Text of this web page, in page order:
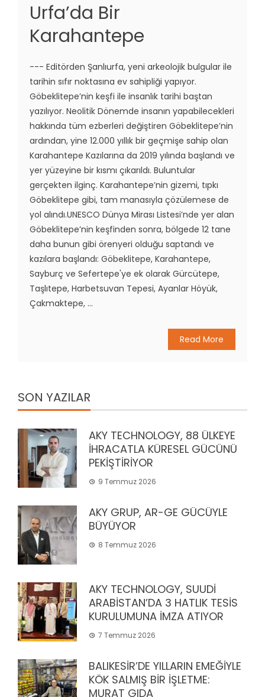
Urfa’da Bir
Karahantepe
--- Editörden Şanlıurfa, yeni arkeolojik bulgular ile
tarihin sıfır noktasına ev sahipliği yapıyor.
Göbeklitepe’nin keşfi ile insanlık tarihi baştan
yazılıyor. Neolitik Dönemde insanın yapabilecekleri
hakkında tüm ezberleri değiştiren Göbeklitepe’nin
ardından, yine 12.000 yıllık bir geçmişe sahip olan
Karahantepe Kazılarına da 2019 yılında başlandı ve
yer yüzeyine bir kısmı çıkarıldı. Buluntular
gerçekten ilginç. Karahantepe’nin gizemi, tıpkı
Göbeklitepe gibi, tam manasıyla çözülemese de
yol alındı.UNESCO Dünya Mirası Listesi’nde yer alan
Göbeklitepe’nin keşfinden sonra, bölgede 12 tane
daha bunun gibi örenyeri olduğu saptandı ve
kazılara başlandı: Göbeklitepe, Karahantepe,
Sayburç ve Sefertepe'ye ek olarak Gürcütepe,
Taşlıtepe, Harbetsuvan Tepesi, Ayanlar Höyük,
Çakmaktepe, ...
Read More
SON YAZILAR
AKY TECHNOLOGY, 88 ÜLKEYE
İHRACATLA KÜRESEL GÜCÜNÜ
PEKİŞTİRİYOR
9 Temmuz 2026
AKY GRUP, AR-GE GÜCÜYLE
BÜYÜYOR
8 Temmuz 2026
AKY TECHNOLOGY, SUUDİ
ARABİSTAN’DA 3 HATLIK TESİS
KURULUMUNA İMZA ATIYOR
7 Temmuz 2026
BALIKESİR’DE YILLARIN EMEĞİYLE
KÖK SALMIŞ BİR İŞLETME:
MURAT GIDA